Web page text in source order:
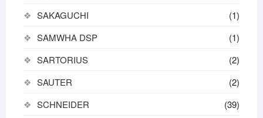
SAKAGUCHI
(1)
SAMWHA DSP
(1)
SARTORIUS
(2)
SAUTER
(2)
SCHNEIDER
(39)